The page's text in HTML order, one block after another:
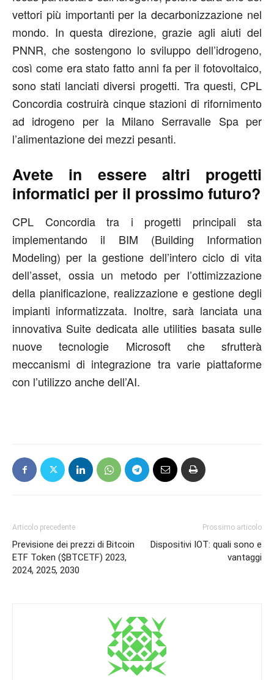
vettori più importanti per la decarbonizzazione nel
mondo. In questa direzione, grazie agli aiuti del
PNNR, che sostengono lo sviluppo dell’idrogeno,
così come era stato fatto anni fa per il fotovoltaico,
sono stati lanciati diversi progetti. Tra questi, CPL
Concordia costruirà cinque stazioni di rifornimento
ad idrogeno per la Milano Serravalle Spa per
l’alimentazione dei mezzi pesanti.
Avete in essere altri progetti
informatici per il prossimo futuro?
CPL Concordia tra i progetti principali sta
implementando il BIM (Building Information
Modeling) per la gestione dell’intero ciclo di vita
dell’asset, ossia un metodo per l’ottimizzazione
della pianificazione, realizzazione e gestione degli
impianti informatizzata. Inoltre, sarà lanciata una
innovativa Suite dedicata alle utilities basata sulle
nuove tecnologie Microsoft che sfrutterà
meccanismi di integrazione tra varie piattaforme
con l’utilizzo anche dell’AI.
Articolo precedente
Previsione dei prezzi di Bitcoin
ETF Token ($BTCETF) 2023,
2024, 2025, 2030
Prossimo articolo
Dispositivi IOT: quali sono e
vantaggi